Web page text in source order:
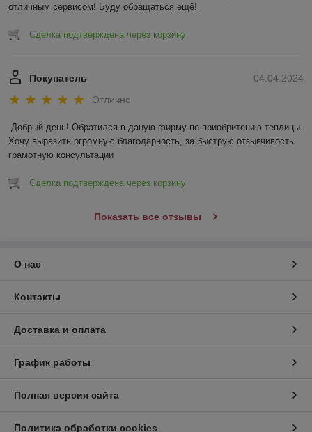
отличным сервисом! Буду обращаться ещё!
Сделка подтверждена через корзину
04.04.2024
Покупатель
Отлично
Добрый день! Обратился в даную фирму по приобритению теплицы.
Хочу выразить огромную благодарность, за быструю отзывчивость
грамотную консультации
Сделка подтверждена через корзину
Показать все отзывы
О нас
Контакты
Доставка и оплата
График работы
Полная версия сайта
Политика обработки cookies